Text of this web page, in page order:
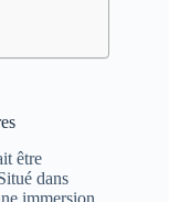
être
dans
immersion